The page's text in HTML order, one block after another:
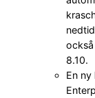
8.10.
En ny